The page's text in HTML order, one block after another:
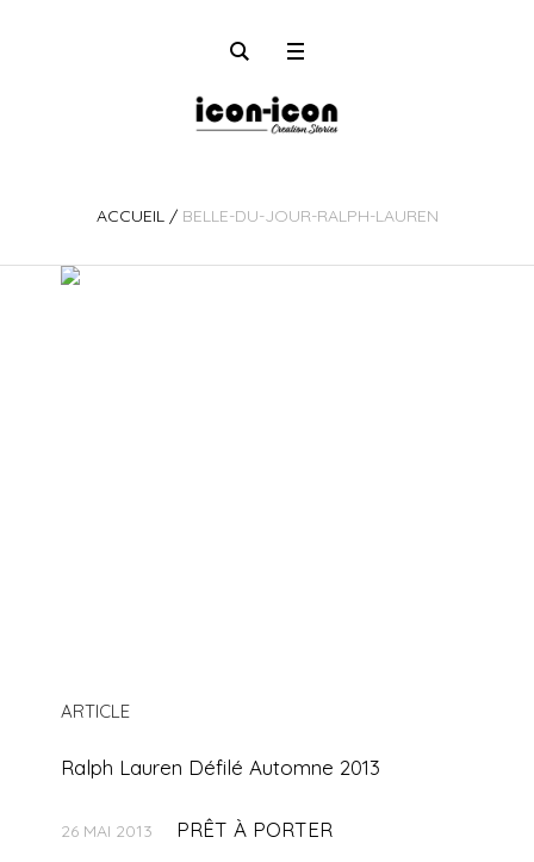
ACCUEIL / BELLE-DU-JOUR-RALPH-LAUREN
ARTICLE
Ralph Lauren Défilé Automne 2013
26 MAI 2013 PRÊT À PORTER